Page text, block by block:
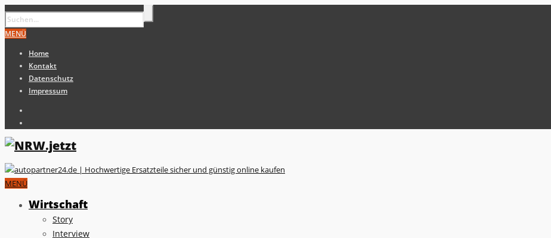
MENÜ
Home
Kontakt
Datenschutz
Impressum
MENÜ
Wirtschaft
Story
Interview